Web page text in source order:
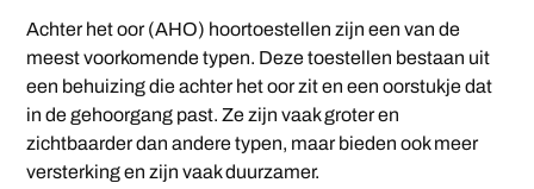
Achter het oor (AHO) hoortoestellen zijn een van de
meest voorkomende typen. Deze toestellen bestaan uit
een behuizing die achter het oor zit en een oorstukje dat
in de gehoorgang past. Ze zijn vaak groter en
zichtbaarder dan andere typen, maar bieden ook meer
versterking en zijn vaak duurzamer.